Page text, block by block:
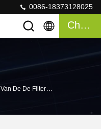
0086-18373128025
Chatten
Van De De Filter Compacte Lucht Van De Plooi Prelucht De Zuiveringsinstallatie Prefilter Met Aluminiumkader